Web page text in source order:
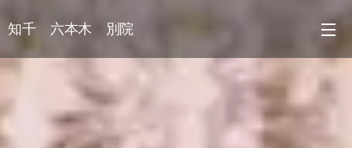
知千 六本木 別院